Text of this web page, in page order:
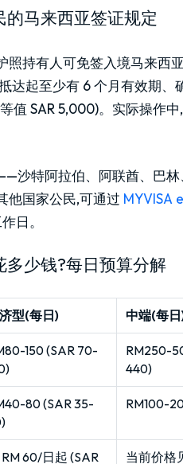
马来西亚签证规定
照持有人可免签入境马来西
达起至少有 6 个月有效期
值 SAR 5,000)。实际操作
沙特阿拉伯、阿联酋、巴
他国家公民,可通过 MYVISA
日。
多少钱?每日预算分解
型(每日) 中端(每日
150 (SAR 70-
RM250-
440)
80 (SAR 35-
RM100-
60/日起 (SAR 当前价格